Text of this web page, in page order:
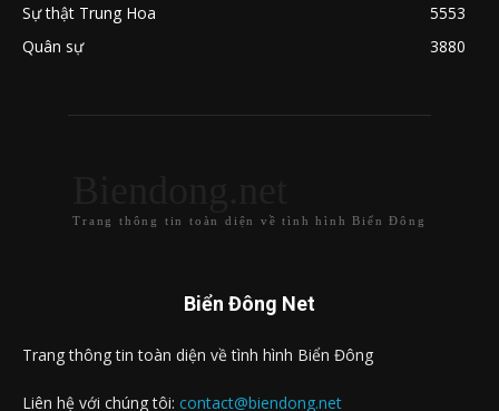
Sự thật Trung Hoa
5553
Quân sự
3880
Trang thông tin toàn diện về tình hình Biển Đông
Biển Đông Net
Trang thông tin toàn diện về tình hình Biển Đông
Liên hệ với chúng tôi: contact@biendong.net